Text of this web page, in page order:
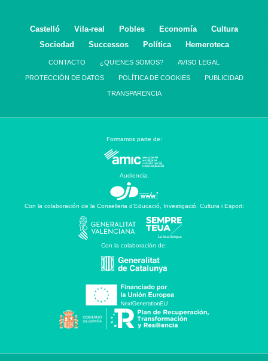
Castelló Vila-real Pobles Economía
Cultura
Sociedad
Successos Política Hemeroteca
CONTACTO ¿QUIENES SOMOS? AVISO LEGAL
PROTECCIÓN DE DATOS POLÍTICA DE COOKIES PUBLICIDAD
TRANSPARENCIA
Formamos parte de:
Audiencia:
Con la colaboración de la Conselleria d’Educació, Investigació, Cultura i Esport:
Con la colaboración de: